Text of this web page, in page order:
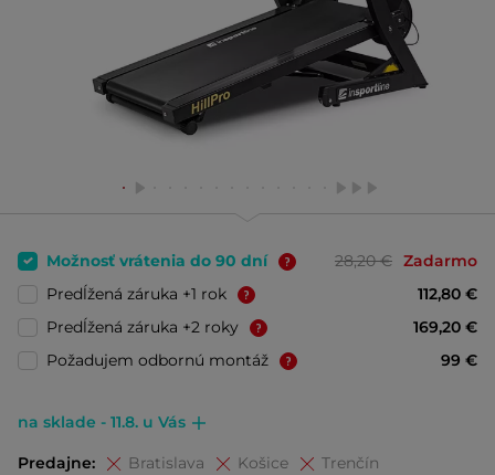
Možnosť vrátenia do 90 dní 28,20 € Zadarmo
Predĺžená záruka +1 rok
112,80 €
Predĺžená záruka +2 roky
169,20 €
Požadujem odbornú montáž
99 €
na sklade - 11.8. u Vás
Predajne: Bratislava Košice Trenčín